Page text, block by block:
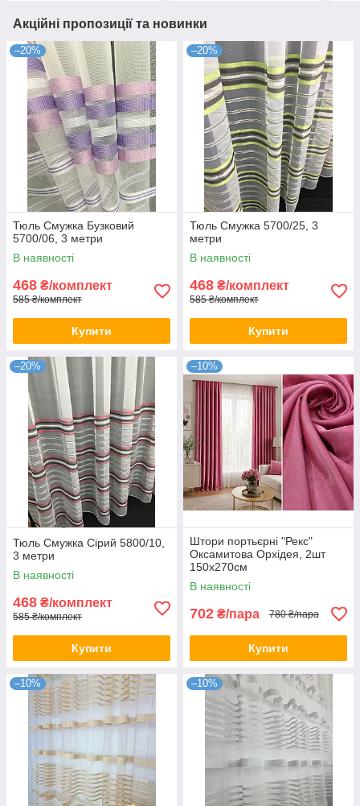
Акційні пропозиції та новинки
–20%
Тюль Смужка Бузковий
5700/06, 3 метри
В наявності
468 ₴/комплект
585 ₴/комплект
Купити
–20%
Тюль Смужка 5700/25, 3
метри
В наявності
468 ₴/комплект
585 ₴/комплект
Купити
–20%
Тюль Смужка Сірий 5800/10,
3 метри
В наявності
468 ₴/комплект
585 ₴/комплект
Купити
–10%
Штори портьєрні "Рекс"
Оксамитова Орхідея, 2шт
150х270см
В наявності
702 ₴/пара 780 ₴/пара
Купити
–10% –10%